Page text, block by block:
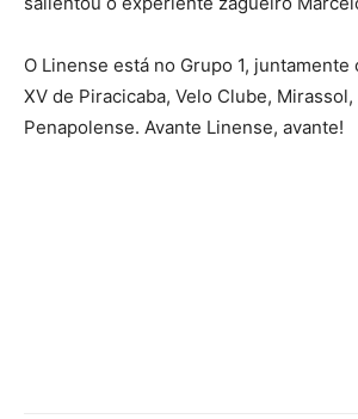
O Linense está no Grupo 1, juntamente
XV de Piracicaba, Velo Clube,
Penapolense. Avante Linense, avante!